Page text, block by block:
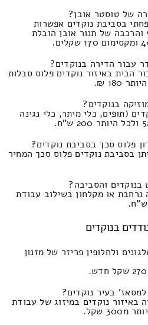
של טוסטר אובן?
בסביבת נוקדים אפשרות
של תנור אובן הובלת
עבור הדירה בנוקדים?
הבית באיזור נוקדים פלוס סבלות
בנוקדים?
(תופים, כלי מיתר, כלי נגינה
פלוס סכך בסביבת נוקדים?
בסביבת נוקדים פלוס סכך המחיר
והסביבה?
או מקלחון בשילוב עבודת
בנוקדים
ולחלופין פריזר של מזנון
בעיר נוקדים?
נוקדים במיזוג של עבודת